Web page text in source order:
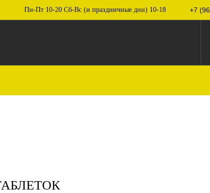
Пн-Пт 10-20 Сб-Вс (и праздничные дни) 10-18 +7